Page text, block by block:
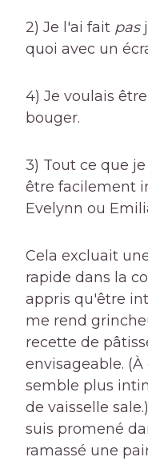
2) Je l'ai fait pas
quoi avec un
4) Je voulais
bouger.
3) Tout ce que
être facilement
Evelynn ou
Cela excluait
rapide dans la
appris qu'être
me rend
recette de
envisageable.
semble plus
de vaisselle
suis promené
ramassé une